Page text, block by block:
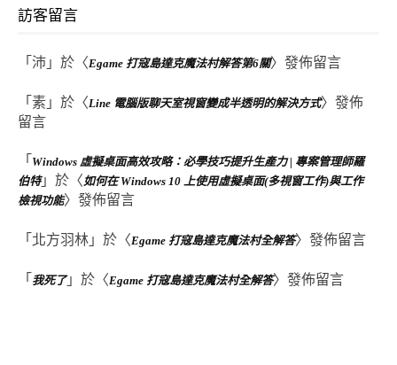
訪客留言
「 沛 」於〈Egame 打寇島達克魔法村解答第6關〉發佈留言
「 素 」於〈Line 電腦版聊天室視窗變成半透明的解決方式〉發佈
留言
「 Windows 虛擬桌面高效攻略：必學技巧提升生產力 | 專案管理師羅
伯特」於〈 如何在 Windows 10 上使用虛擬桌面(多視窗工作)與工作
檢視功能〉發佈留言
「 北方羽林 」於〈Egame 打寇島達克魔法村全解答〉發佈留言
「 我死了」於〈Egame 打寇島達克魔法村全解答〉發佈留言